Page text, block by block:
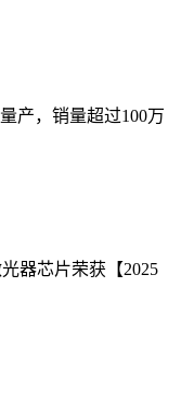
产，销量超过100万
器芯片荣获【2025